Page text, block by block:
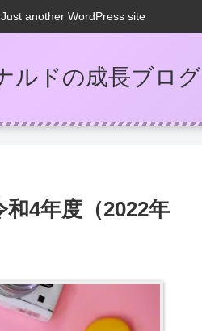
Just another WordPress site
ルドの成長ブログ
4年度（2022年